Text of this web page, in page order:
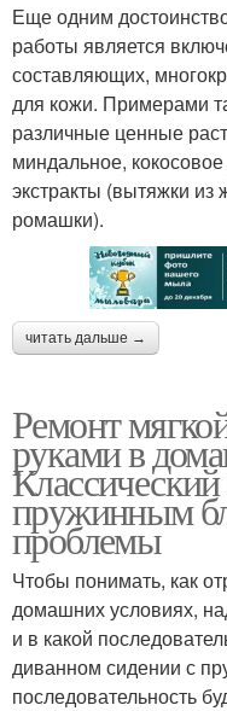
Еще одним
работы является
составляющих,
для кожи. Примерами
различные ценные
миндальное,
экстракты (вытяжки
ромашки).
читать дальше →
Ремонт
руками в
пружинным
проблемы
Чтобы понимать, как
домашних условиях,
и в какой
диванном сидении с
последовательность